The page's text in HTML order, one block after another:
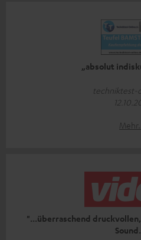
„absolut
techniktest-
Mehr...
"...überraschend